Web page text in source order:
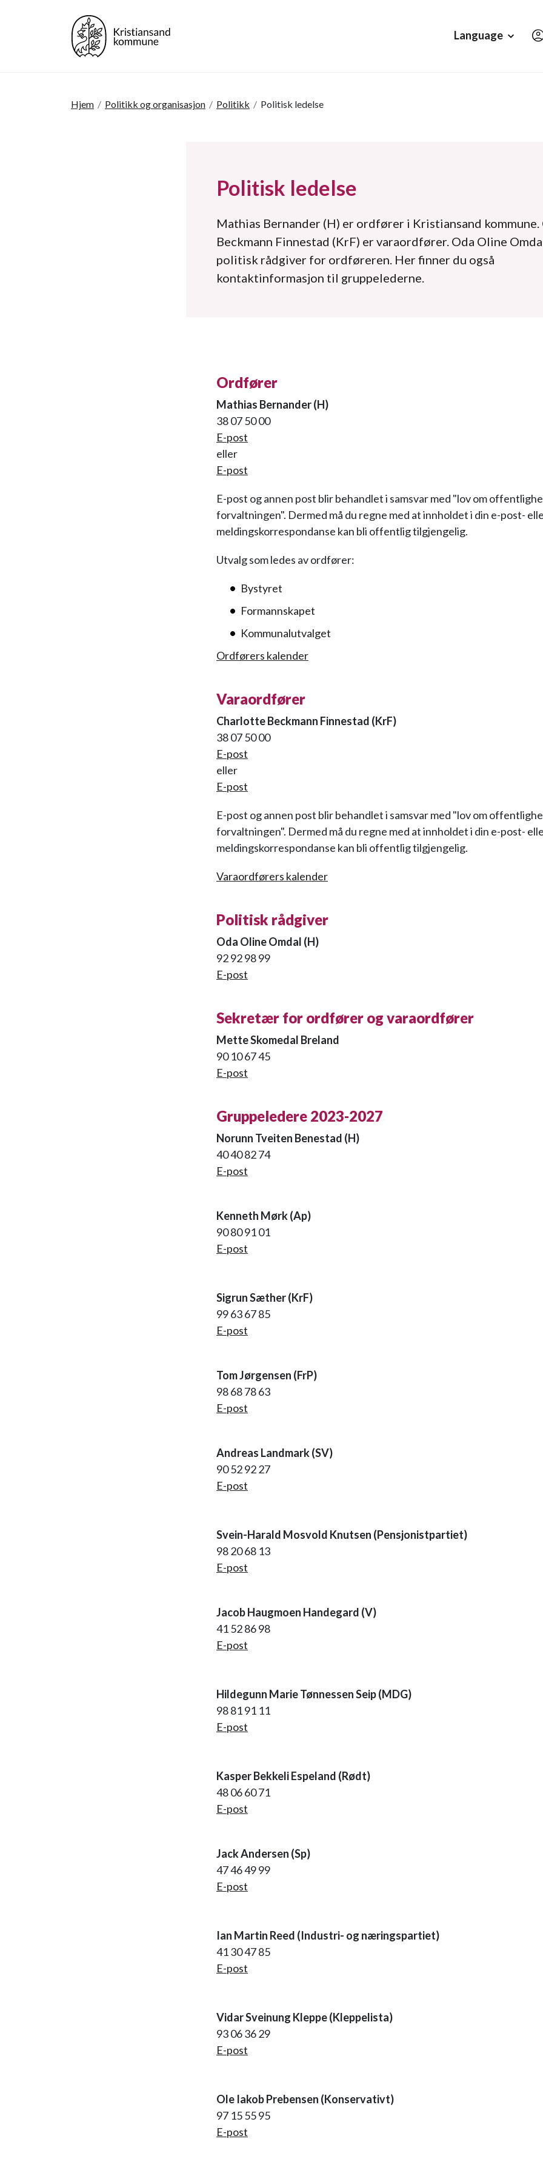
Language
Hjem / Politikk og organisasjon / Politikk / Politisk ledelse
Politisk ledelse
Mathias Bernander (H) er ordfører i Kristiansand
Beckmann Finnestad (KrF) er varaordfører. Oda Oline
politisk rådgiver for ordføreren. Her finner du også
kontaktinformasjon til gruppelederne.
Ordfører
Mathias Bernander (H)
38 07 50 00
E-post
eller
E-post
E-post og annen post blir behandlet i samsvar med "lov om
forvaltningen". Dermed må du regne med at innholdet i din e-post-
meldingskorrespondanse kan bli offentlig tilgjengelig.
Utvalg som ledes av ordfører:
Bystyret
Formannskapet
Kommunalutvalget
Ordførers kalender
Varaordfører
Charlotte Beckmann Finnestad (KrF)
38 07 50 00
E-post
eller
E-post
E-post og annen post blir behandlet i samsvar med "lov om
forvaltningen". Dermed må du regne med at innholdet i din e-post-
meldingskorrespondanse kan bli offentlig tilgjengelig.
Varaordførers kalender
Politisk rådgiver
Oda Oline Omdal (H)
92 92 98 99
E-post
Sekretær for ordfører og varaordfører
Mette Skomedal Breland
90 10 67 45
E-post
Gruppeledere 2023-2027
Norunn Tveiten Benestad (H)
40 40 82 74
E-post
Kenneth Mørk (Ap)
90 80 91 01
E-post
Sigrun Sæther (KrF)
99 63 67 85
E-post
Tom Jørgensen (FrP)
98 68 78 63
E-post
Andreas Landmark (SV)
90 52 92 27
E-post
Svein-Harald Mosvold Knutsen (Pensjonistpartiet)
98 20 68 13
E-post
Jacob Haugmoen Handegard (V)
41 52 86 98
E-post
Hildegunn Marie Tønnessen Seip (MDG)
98 81 91 11
E-post
Kasper Bekkeli Espeland (Rødt)
48 06 60 71
E-post
Jack Andersen (Sp)
47 46 49 99
E-post
Ian Martin Reed (Industri- og næringspartiet)
41 30 47 85
E-post
Vidar Sveinung Kleppe (Kleppelista)
93 06 36 29
E-post
Ole Iakob Prebensen (Konservativt)
97 15 55 95
E-post